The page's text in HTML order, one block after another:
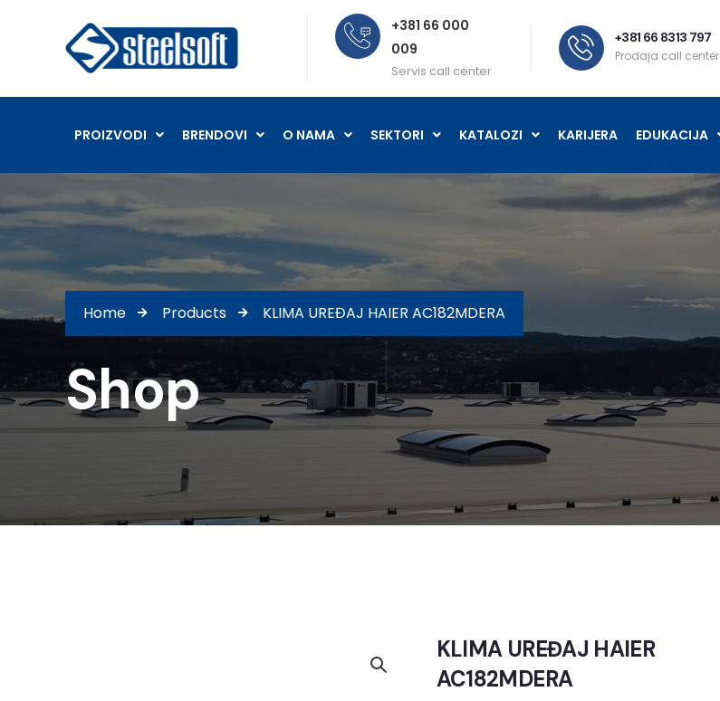
+381 66 000
009
Servis call center
+381 66 8313 797
Prodaja call center
PROIZVODI BRENDOVI O NAMA SEKTORI KATALOZI KARIJERA EDUKACIJA
Home Products KLIMA UREĐAJ HAIER AC182MDERA
Shop
KLIMA UREĐAJ HAIER
AC182MDERA